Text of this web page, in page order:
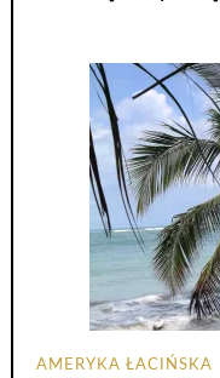
AMERYKA ŁACIŃSKA